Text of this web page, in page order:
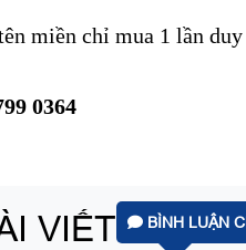
miền chỉ mua 1 lần
0364
VIẾT BÌNH LUẬN